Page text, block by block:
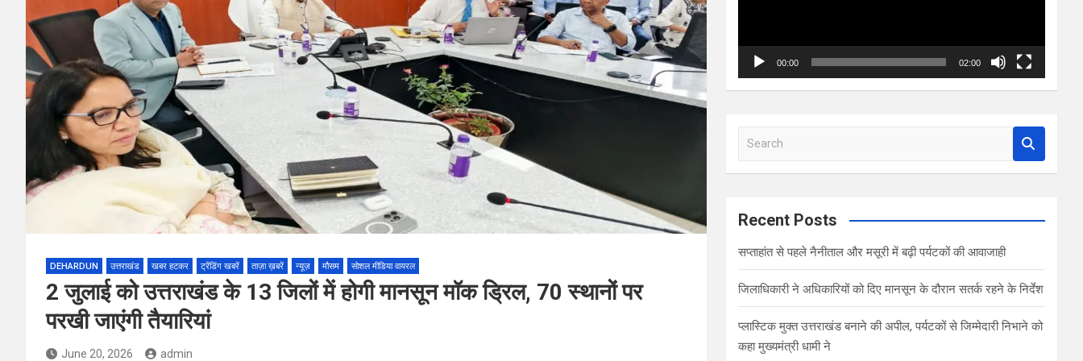
DEHARDUN उत्तराखंड खबर हटकर ट्रेंडिंग खबरें ताज़ा ख़बरें न्यूज़ मौसम सोशल मीडिया वायरल
2 जुलाई को उत्तराखंड के 13 जिलों में होगी मानसून मॉक ड्रिल, 70 स्थानों पर
परखी जाएंगी तैयारियां
June 20, 2026 admin
00:00 02:00
a
c
Recent Posts
सप्ताहांत से पहले नैनीताल और मसूरी में बढ़ी पर्यटकों की आवाजाही
जिलाधिकारी ने अधिकारियों को दिए मानसून के दौरान सतर्क रहने के निर्देश
प्लास्टिक मुक्त उत्तराखंड बनाने की अपील, पर्यटकों से जिम्मेदारी निभाने को
कहा मुख्यमंत्री धामी ने